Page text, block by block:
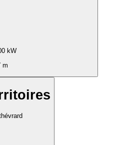
kW
m